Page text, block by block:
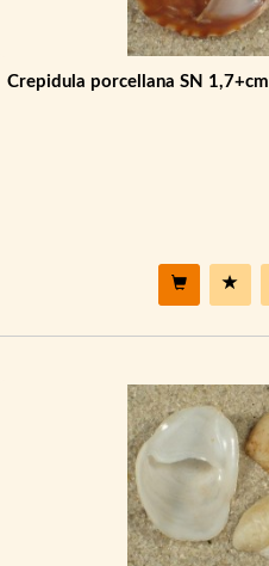
Crepidula porcellana SN 1,7+cm